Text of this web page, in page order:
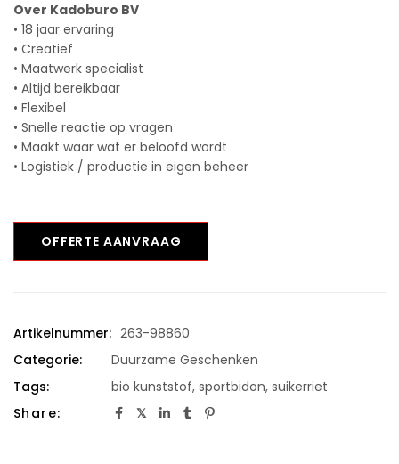
Over Kadoburo BV
• 18 jaar ervaring
• Creatief
• Maatwerk specialist
• Altijd bereikbaar
• Flexibel
• Snelle reactie op vragen
• Maakt waar wat er beloofd wordt
• Logistiek / productie in eigen beheer
OFFERTE AANVRAAG
Artikelnummer: 263-98860
Categorie:
Duurzame Geschenken
Tags:
bio kunststof, sportbidon, suikerriet
Share: